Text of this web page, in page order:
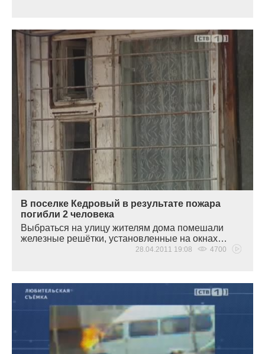
В поселке Кедровый в результате пожара
погибли 2 человека
Выбраться на улицу жителям дома помешали
железные решётки, установленные на окнах…
28.04.2011 19:08 4700